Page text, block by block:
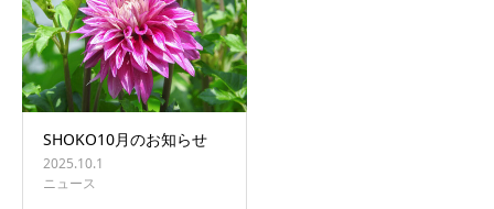
SHOKO10月のお知らせ
2025.10.1
ニュース